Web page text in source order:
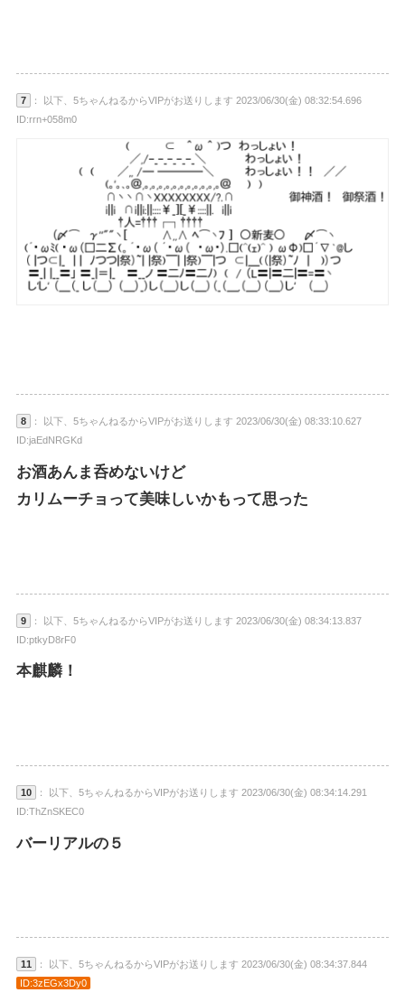
7
： 以下、5ちゃんねるからVIPがお送りします 2023/06/30(金) 08:32:54.696
ID:rrn+058m0
8
： 以下、5ちゃんねるからVIPがお送りします 2023/06/30(金) 08:33:10.627
ID:jaEdNRGKd
お酒あんま呑めないけど
カリムーチョって美味しいかもって思った
9
： 以下、5ちゃんねるからVIPがお送りします 2023/06/30(金) 08:34:13.837
ID:ptkyD8rF0
本麒麟！
10
： 以下、5ちゃんねるからVIPがお送りします 2023/06/30(金) 08:34:14.291
ID:ThZnSKEC0
バーリアルの５
11
： 以下、5ちゃんねるからVIPがお送りします 2023/06/30(金) 08:34:37.844
ID:3zEGx3Dy0